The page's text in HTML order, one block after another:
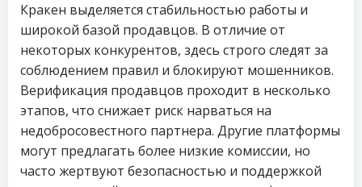
Кракен выделяется стабильностью работы и
широкой базой продавцов. В отличие от
некоторых конкурентов, здесь строго следят за
соблюдением правил и блокируют мошенников.
Верификация продавцов проходит в несколько
этапов, что снижает риск нарваться на
недобросовестного партнера. Другие платформы
могут предлагать более низкие комиссии, но
часто жертвуют безопасностью и поддержкой